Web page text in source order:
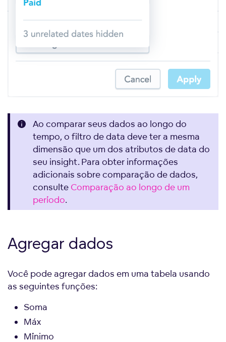
Ao comparar seus dados ao longo do
tempo, o filtro de data deve ter a mesma
dimensão que um dos atributos de data do
seu insight. Para obter informações
adicionais sobre comparação de dados,
consulte Comparação ao longo de um
período.
Agregar dados
Você pode agregar dados em uma tabela usando
as seguintes funções:
Soma
Máx
Mínimo